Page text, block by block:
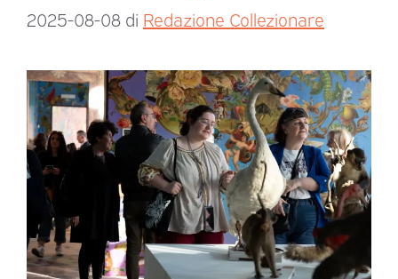
2025-08-08 di Redazione Collezionare